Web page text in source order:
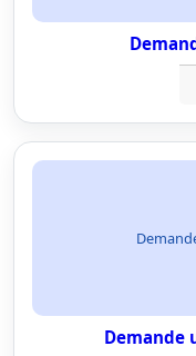
Demande